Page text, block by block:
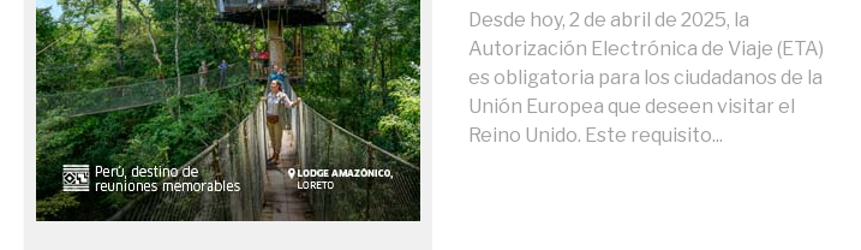
Desde hoy, 2 de abril de 2025, la
Autorización Electrónica de Viaje (ETA)
es obligatoria para los ciudadanos de la
Unión Europea que deseen visitar el
Reino Unido. Este requisito...